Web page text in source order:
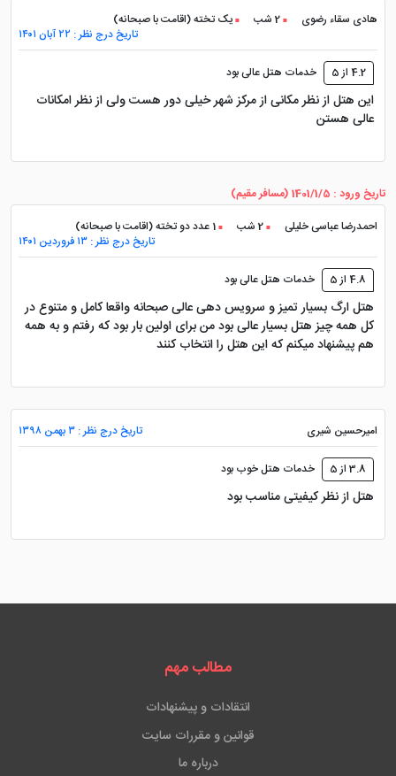
هادی سقاء رضوی
2 شب
یک تخته (اقامت با صبحانه)
تاریخ درج نظر : ۲۲ آبان ۱۴۰۱
4.2 از 5 خدمات هتل عالی بود
این هتل از نظر مکانی از مرکز شهر خیلی دور هست ولی از نظر امکانات
عالی هستن
تاریخ ورود : 1401/1/5 (مسافر مقیم)
احمدرضا عباسی خلیلی
2 شب
1 عدد دو تخته (اقامت با صبحانه)
تاریخ درج نظر : ۱۳ فروردین ۱۴۰۱
4.8 از 5 خدمات هتل عالی بود
هتل ارگ بسیار تمیز و سرویس دهی عالی صبحانه واقعا کامل و متنوع در
کل همه چیز هتل بسیار عالی بود من برای اولین بار بود که رفتم و به همه
هم پیشنهاد میکنم که این هتل را انتخاب کنند
امیرحسین شیری تاریخ درج نظر : ۳ بهمن ۱۳۹۸
3.8 از 5 خدمات هتل خوب بود
هتل از نظر کیفیتی مناسب بود
مطالب مهم
انتقادات و پیشنهادات
قوانین و مقررات سایت
درباره ما